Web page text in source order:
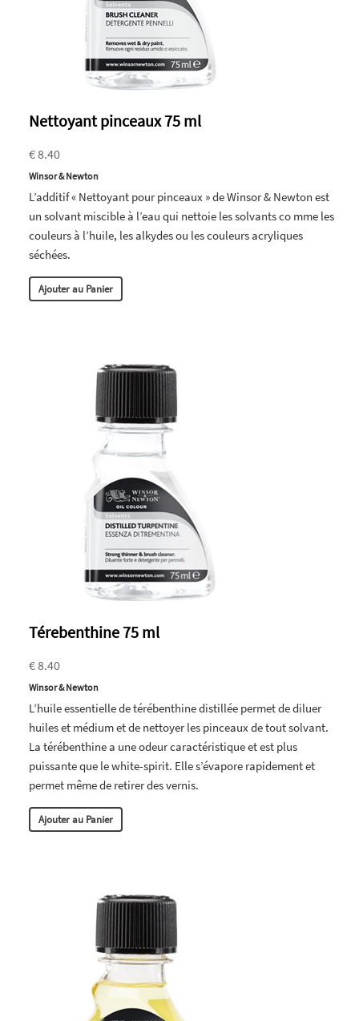
Nettoyant pinceaux 75 ml
€ 8.40
Winsor & Newton
L’additif « Nettoyant pour pinceaux » de Winsor & Newton est
un solvant miscible à l’eau qui nettoie les solvants co mme les
couleurs à l’huile, les alkydes ou les couleurs acryliques
séchées.
Ajouter au Panier
Térebenthine 75 ml
€ 8.40
Winsor & Newton
L’huile essentielle de térébenthine distillée permet de diluer
huiles et médium et de nettoyer les pinceaux de tout solvant.
La térébenthine a une odeur caractéristique et est plus
puissante que le white-spirit. Elle s’évapore rapidement et
permet même de retirer des vernis.
Ajouter au Panier